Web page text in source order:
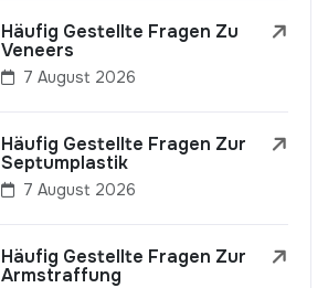
Häufig Gestellte Fragen Zu
Veneers
7 August 2026
Häufig Gestellte Fragen Zur
Septumplastik
7 August 2026
Häufig Gestellte Fragen Zur
Armstraffung